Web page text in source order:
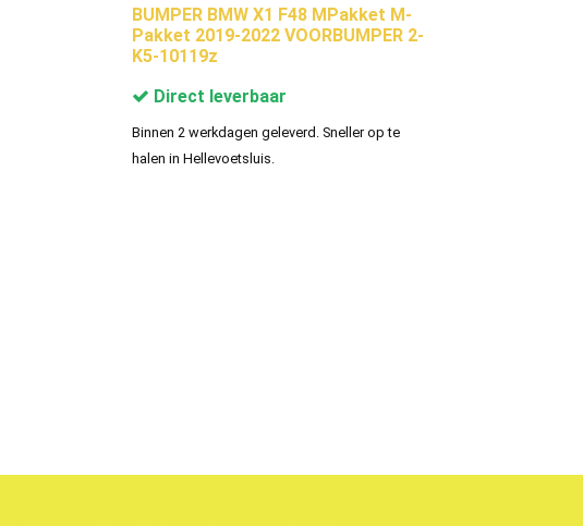
BUMPER BMW X1 F48 MPakket M-
Pakket 2019-2022 VOORBUMPER 2-
K5-10119z
Direct leverbaar
Binnen 2 werkdagen geleverd. Sneller op te
halen in Hellevoetsluis.